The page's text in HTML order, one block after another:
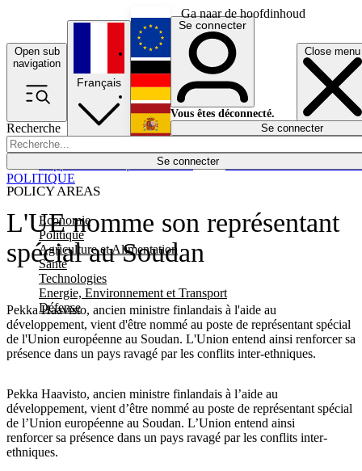
Ga naar de hoofdinhoud
Open sub
navigation
Close menu
Recherche
Se connecter
POLICY AREAS
Economie
Politique
Agriculture et Alimentation
Santé
Technologies
Energie, Environnement et Transport
Défense
Économie
Français
English
Deutsch
Español
Se connecter
Vous êtes déconnecté.
Se connecter
L'UE nomme son représentant
spécial au Soudan
Pekka Haavisto, ancien ministre finlandais à l'aide au
développement, vient d'être nommé au poste de représentant spécial
de l'Union européenne au Soudan. L'Union entend ainsi renforcer sa
présence dans un pays ravagé par les conflits inter-ethniques.
POLITIQUE
Pekka Haavisto, ancien ministre finlandais à l’aide au
développement, vient d’être nommé au poste de représentant spécial
de l’Union européenne au Soudan. L’Union entend ainsi
renforcer sa présence dans un pays ravagé par les conflits inter-
ethniques.